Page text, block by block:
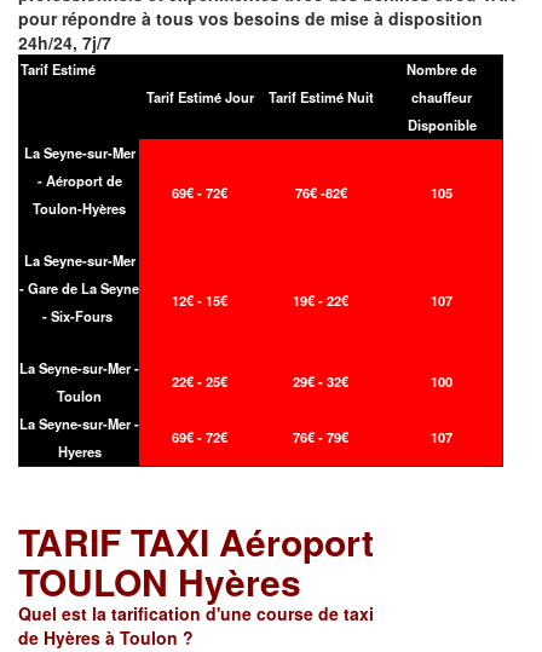
pour répondre à tous vos besoins de mise à disposition
24h/24, 7j/7
Tarif Estimé
Tarif Estimé Jour
Tarif Estimé Nuit
Nombre de
chauffeur
Disponible
La Seyne-sur-Mer
- Aéroport de
Toulon-Hyères
69€ - 72€ 76€ -82€ 105
La Seyne-sur-Mer
- Gare de La Seyne
- Six-Fours
12€ - 15€ 19€ - 22€ 107
La Seyne-sur-Mer -
Toulon
22€ - 25€ 29€ - 32€ 100
La Seyne-sur-Mer -
Hyeres
69€ - 72€ 76€ - 79€ 107
TARIF TAXI Aéroport
TOULON Hyères
Quel est la tarification d'une course de taxi
de Hyères à Toulon ?